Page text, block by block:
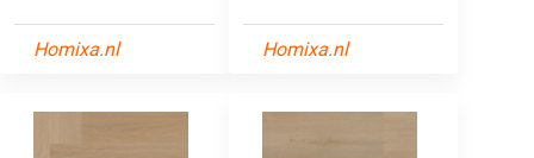
Homixa.nl Homixa.nl